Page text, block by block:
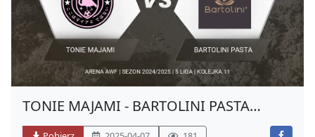
TONIE MAJAMI - BARTOLINI PASTA
(WIOSNA 2025)